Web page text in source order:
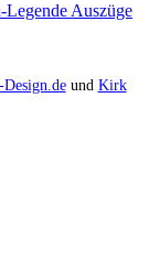
Legende Auszüge
und Kirk